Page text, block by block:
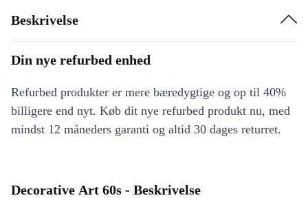
Beskrivelse
Din nye refurbed enhed
Refurbed produkter er mere bæredygtige og op til 40%
billigere end nyt. Køb dit nye refurbed produkt nu, med
mindst 12 måneders garanti og altid 30 dages returret.
Decorative Art 60s - Beskrivelse